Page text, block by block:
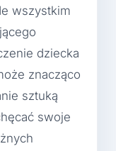
wszystkim
dziecka
znacząco
sztuką
swoje